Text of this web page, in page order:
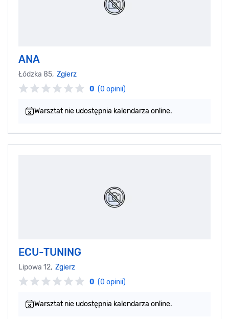
ANA
Łódzka 85, Zgierz
0 (0 opinii)
Warsztat nie udostępnia kalendarza online.
ECU-TUNING
Lipowa 12, Zgierz
0 (0 opinii)
Warsztat nie udostępnia kalendarza online.